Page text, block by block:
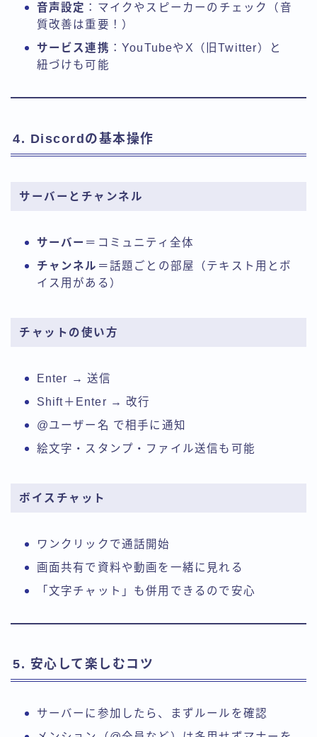
音声設定 ：マイクやスピーカーのチェック（音
質改善は重要！）
サービス連携 ：YouTubeやX（旧Twitter）と
紐づけも可能
4. Discordの基本操作
サーバーとチャンネル
サーバー ＝コミュニティ全体
チャンネル ＝話題ごとの部屋（テキスト用とボ
イス用がある）
チャットの使い方
Enter → 送信
Shift＋Enter → 改行
@ユーザー名 で相手に通知
絵文字・スタンプ・ファイル送信も可能
ボイスチャット
ワンクリックで通話開始
画面共有で資料や動画を一緒に見れる
「文字チャット」も併用できるので安心
5. 安心して楽しむコツ
サーバーに参加したら、まずルールを確認